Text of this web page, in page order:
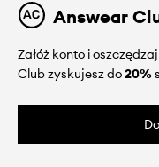
Answear
Załóż konto i
Club zyskujesz do20%